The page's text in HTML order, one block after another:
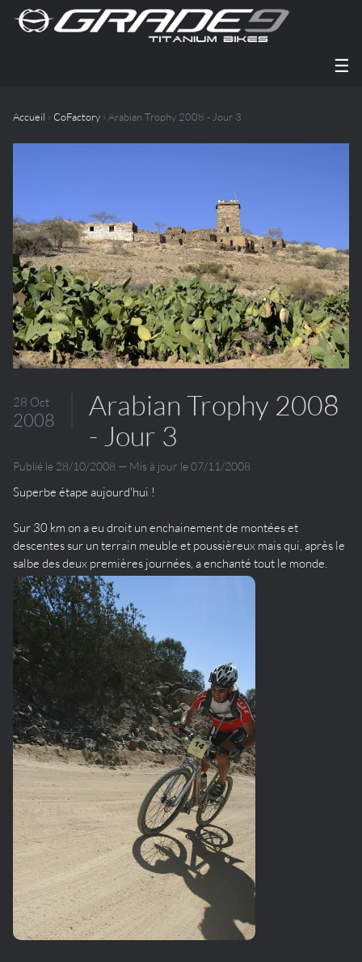
☰
Accueil › CoFactory › Arabian Trophy 2008 - Jour 3
28 Oct
2008
Arabian Trophy 2008
- Jour 3
Publié le 28/10/2008 — Mis à jour le 07/11/2008
Superbe étape aujourd'hui !
Sur 30 km on a eu droit un enchainement de montées et
descentes sur un terrain meuble et poussièreux mais qui, après le
salbe des deux premières journées, a enchanté tout le monde.